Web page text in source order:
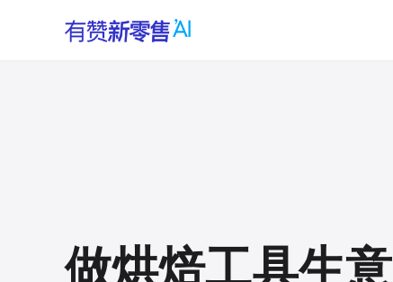
做烘焙工具生意